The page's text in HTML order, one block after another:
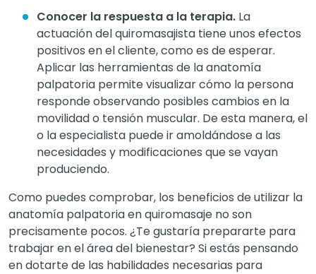
Conocer la respuesta a la terapia. La
actuación del quiromasajista tiene unos efectos
positivos en el cliente, como es de esperar.
Aplicar las herramientas de la anatomía
palpatoria permite visualizar cómo la persona
responde observando posibles cambios en la
movilidad o tensión muscular. De esta manera, el
o la especialista puede ir amoldándose a las
necesidades y modificaciones que se vayan
produciendo.
Como puedes comprobar, los beneficios de utilizar la
anatomía palpatoria en quiromasaje no son
precisamente pocos. ¿Te gustaría prepararte para
trabajar en el área del bienestar? Si estás pensando
en dotarte de las habilidades necesarias para